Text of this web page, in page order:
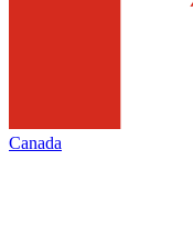
Canada